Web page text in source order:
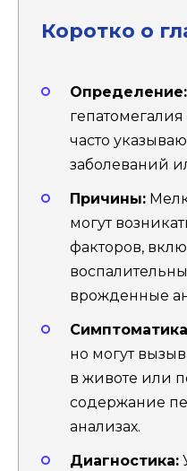
Коротко о
Определение:
часто
заболеваний
Причины:
могут
факторов,
врожденные
но могут
в животе или
содержание
анализах.
Диагностика: